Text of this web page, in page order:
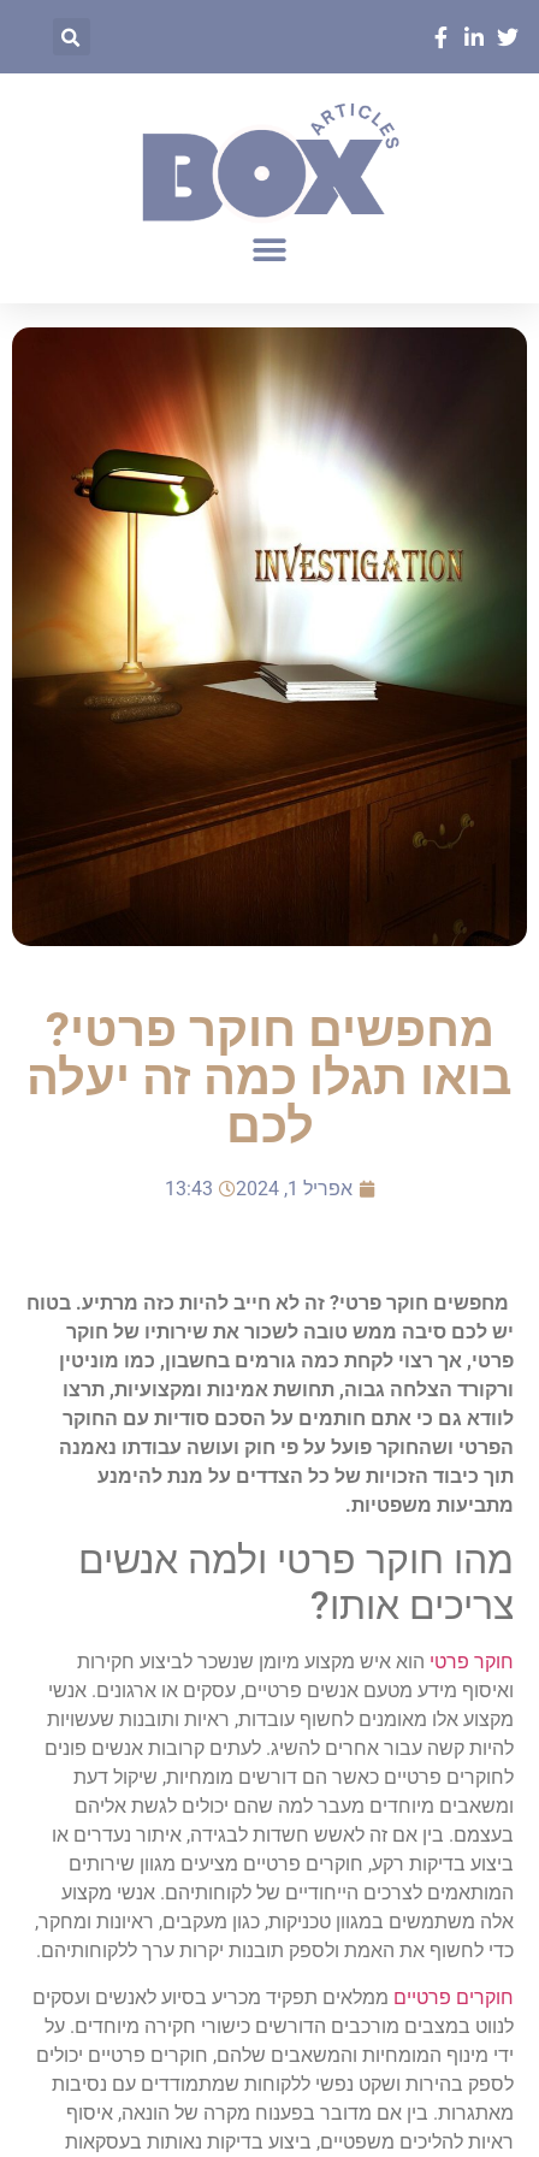
מחפשים חוקר פרטי?
בואו תגלו כמה זה יעלה
לכם
אפריל 1, 2024 13:43
מחפשים חוקר פרטי? זה לא חייב להיות כזה מרתיע. בטוח
יש לכם סיבה ממש טובה לשכור את שירותיו של חוקר
פרטי, אך רצוי לקחת כמה גורמים בחשבון, כמו מוניטין
ורקורד הצלחה גבוה, תחושת אמינות ומקצועיות, תרצו
לוודא גם כי אתם חותמים על הסכם סודיות עם החוקר
הפרטי ושהחוקר פועל על פי חוק ועושה עבודתו נאמנה
תוך כיבוד הזכויות של כל הצדדים על מנת להימנע
מתביעות משפטיות.
מהו חוקר פרטי ולמה אנשים
צריכים אותו?
חוקר פרטי הוא איש מקצוע מיומן שנשכר לביצוע חקירות
ואיסוף מידע מטעם אנשים פרטיים, עסקים או ארגונים. אנשי
מקצוע אלו מאומנים לחשוף עובדות, ראיות ותובנות שעשויות
להיות קשה עבור אחרים להשיג. לעתים קרובות אנשים פונים
לחוקרים פרטיים כאשר הם דורשים מומחיות, שיקול דעת
ומשאבים מיוחדים מעבר למה שהם יכולים לגשת אליהם
בעצמם. בין אם זה לאשש חשדות לבגידה, איתור נעדרים או
ביצוע בדיקות רקע, חוקרים פרטיים מציעים מגוון שירותים
המותאמים לצרכים הייחודיים של לקוחותיהם. אנשי מקצוע
אלה משתמשים במגוון טכניקות, כגון מעקבים, ראיונות ומחקר,
כדי לחשוף את האמת ולספק תובנות יקרות ערך ללקוחותיהם.
חוקרים פרטיים ממלאים תפקיד מכריע בסיוע לאנשים ועסקים
לנווט במצבים מורכבים הדורשים כישורי חקירה מיוחדים. על
ידי מינוף המומחיות והמשאבים שלהם, חוקרים פרטיים יכולים
לספק בהירות ושקט נפשי ללקוחות שמתמודדים עם נסיבות
מאתגרות. בין אם מדובר בפענוח מקרה של הונאה, איסוף
ראיות להליכים משפטיים, ביצוע בדיקות נאותות בעסקאות